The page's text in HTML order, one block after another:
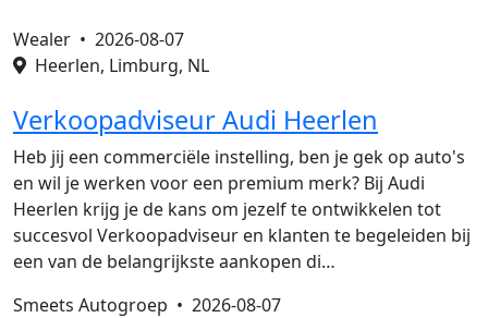
Wealer • 2026-08-07
Heerlen, Limburg, NL
Verkoopadviseur Audi Heerlen
Heb jij een commerciële instelling, ben je gek op auto's
en wil je werken voor een premium merk? Bij Audi
Heerlen krijg je de kans om jezelf te ontwikkelen tot
succesvol Verkoopadviseur en klanten te begeleiden bij
een van de belangrijkste aankopen di…
Smeets Autogroep • 2026-08-07